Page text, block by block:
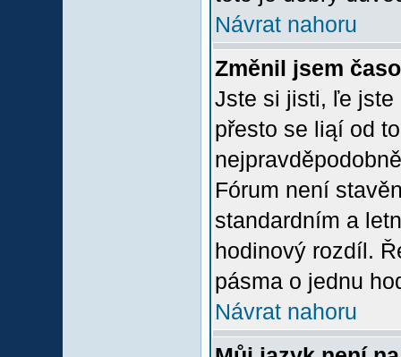
Návrat nahoru
Změnil jsem
Jste si jisti, ľe jste
přesto se liąí od
Fórum není
standardním a
hodinový rozdíl.
pásma o jednu
Návrat nahoru